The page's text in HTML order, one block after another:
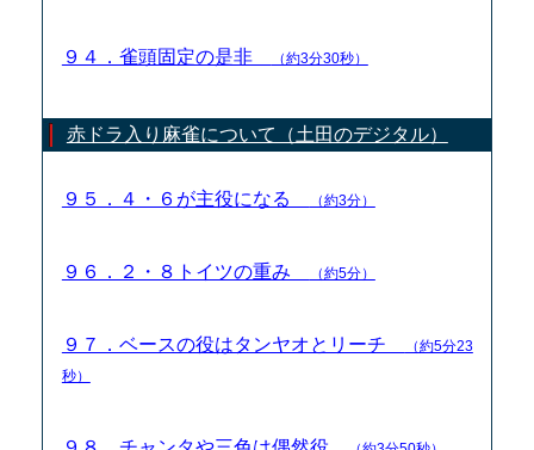
９４．雀頭固定の是非 （約3分30秒）
赤ドラ入り麻雀について（土田のデジタル）
９５．４・６が主役になる （約3分）
９６．２・８トイツの重み （約5分）
９７．ベースの役はタンヤオとリーチ
（約5分23
秒）